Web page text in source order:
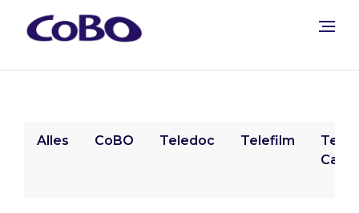
Alles CoBO Teledoc Telefilm